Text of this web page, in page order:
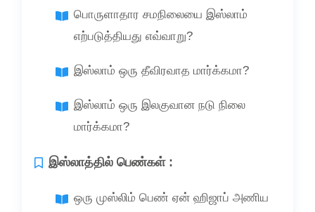
பொருளாதார சமநிலையை இஸ்லாம்
எற்படுத்தியது எவ்வாறு?
இஸ்லாம் ஒரு தீவிரவாத மார்க்கமா?
இஸ்லாம் ஒரு இலகுவான நடு நிலை
மார்க்கமா?
இஸ்லாத்தில் பெண்கள் :
ஒரு முஸ்லிம் பெண் ஏன் ஹிஜாப் அணிய